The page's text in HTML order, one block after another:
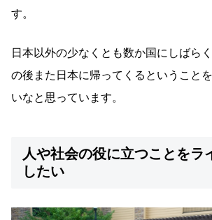
す。
日本以外の少なくとも数か国にしばら
の後また日本に帰ってくるということ
いなと思っています。
人や社会の役に立つことをラ
したい